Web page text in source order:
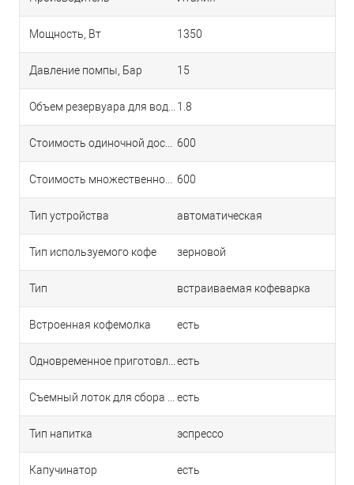
Мощность, Вт 1350
Давление помпы, Бар 15
Объем резервуара для воды, л 1.8
Стоимость одиночной доставки в Краснодаре 600
Стоимость множественной доставки в Краснодаре 600
Тип устройства автоматическая
Тип используемого кофе зерновой
Тип встраиваемая кофеварка
Встроенная кофемолка есть
Одновременное приготовление двух чашекесть
Съемный лоток для сбора капель есть
Тип напитка эспрессо
Капучинатор есть